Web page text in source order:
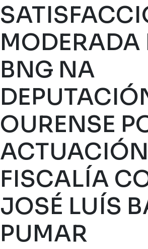
MODERADA
BNG NA
OURENSE
FISCALÍA
JOSÉ LUÍS
PUMAR